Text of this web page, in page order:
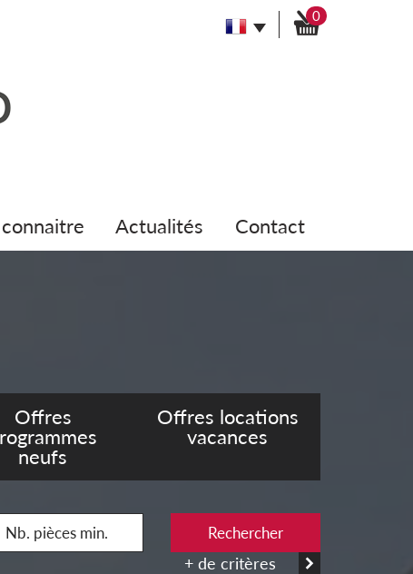
0
connaitre actualités contact
Offres
neufs
Offres locations
vacances
Rechercher
+ de critères